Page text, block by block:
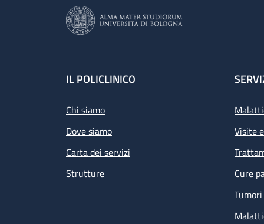
Footer
IL POLICLINICO
Chi siamo
Dove siamo
Carta dei servizi
Strutture
Visite
Cure